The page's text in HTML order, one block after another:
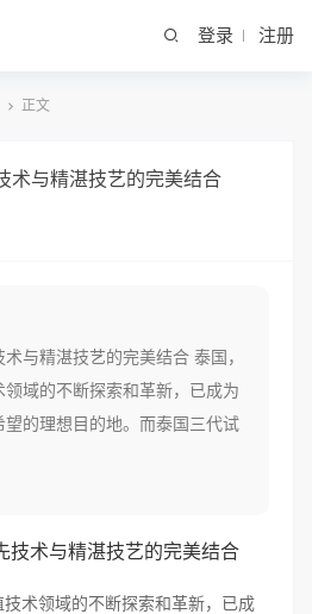
登录 注册
正文
术与精湛技艺的完美结合
与精湛技艺的完美结合 泰国，
域的不断探索和革新，已成为
的理想目的地。而泰国三代试
技术与精湛技艺的完美结合
术领域的不断探索和革新，已成